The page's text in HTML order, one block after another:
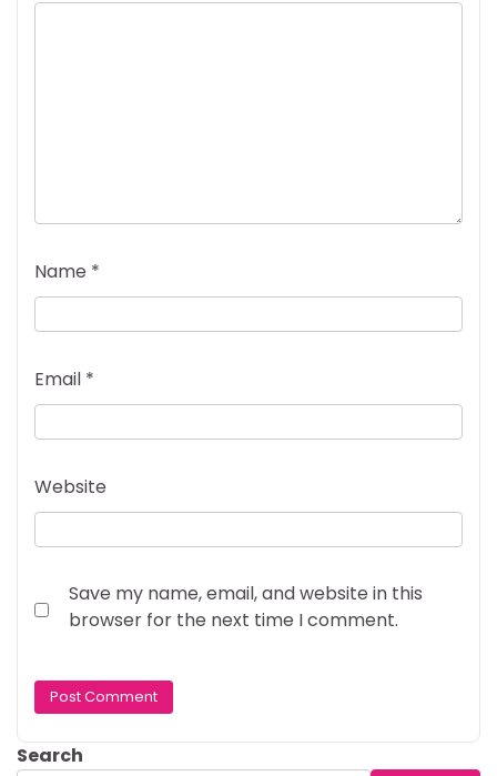
Name *
Email *
Website
Save my name, email, and website in this
browser for the next time I comment.
Search